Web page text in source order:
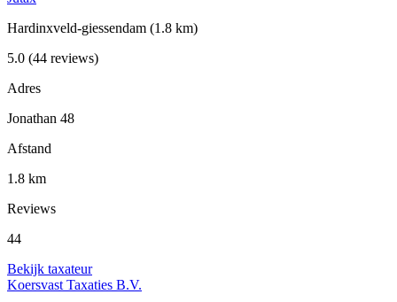
Hardinxveld-giessendam (1.8 km)
5.0 (44 reviews)
Adres
Jonathan 48
Afstand
1.8 km
Reviews
44
Bekijk taxateur
Koersvast Taxaties B.V.